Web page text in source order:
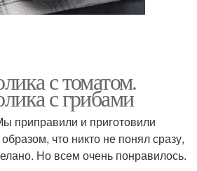
с томатом.
с грибами
приправили и приготовили
что никто не понял сразу,
Но всем очень понравилось.